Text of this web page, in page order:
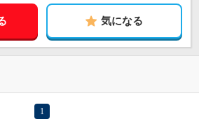
気になる
1